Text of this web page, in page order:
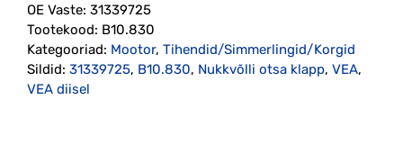
diisel
2014-
(31339725)
Elring
kogus
OE Vaste: 31339725
Tootekood: B10.830
Kategooriad: Mootor, Tihendid/Simmerlingid/Korgid
Sildid: 31339725, B10.830, Nukkvõlli otsa klapp, VEA,
VEA diisel